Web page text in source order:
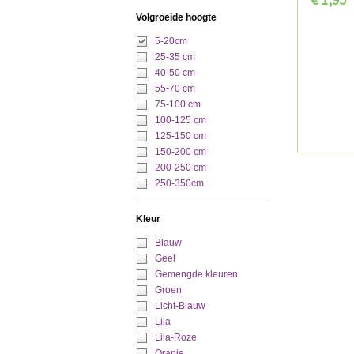
Volgroeide hoogte
5-20cm
25-35 cm
40-50 cm
55-70 cm
75-100 cm
100-125 cm
125-150 cm
150-200 cm
200-250 cm
250-350cm
Kleur
Blauw
Geel
Gemengde kleuren
Groen
Licht-Blauw
Lila
Lila-Roze